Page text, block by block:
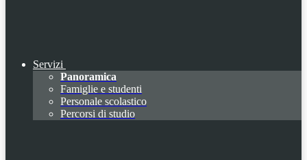
Servizi
Panoramica
Famiglie e studenti
Personale scolastico
Percorsi di studio